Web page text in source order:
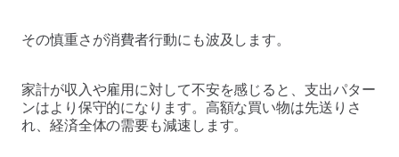
その慎重さが消費者行動にも波及します。
家計が収入や雇用に対して不安を感じると、支出パター
ンはより保守的になります。高額な買い物は先送りさ
れ、経済全体の需要も減速します。